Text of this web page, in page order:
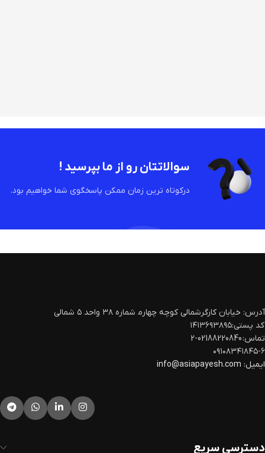
سوالاتتان رو از ما بپرسید !
درکوتاه ترین زمان ممکن پاسخگوی شما خواهیم بود.
آدرس: خیابان کارگرشمالی کوچه چهارم‍ شماره ۳۸ واحد ۵ شمالی
کد پستی:۱۴۱۳۶۹۳۸۹۵
تماس: 02188220840-2
۰۹۱۰۸۳۴۱۸۴۵-۶
ایمیل:
دسترسی سریع